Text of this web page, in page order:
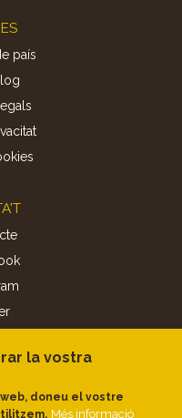
país
la vostra
doneu el vostre
Més informació